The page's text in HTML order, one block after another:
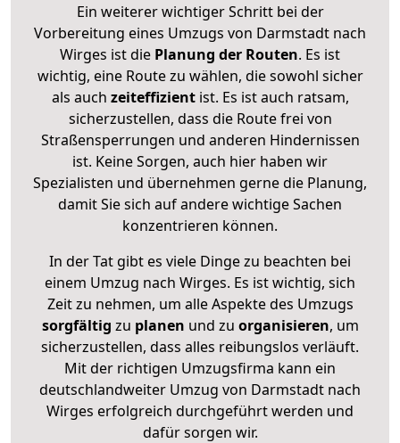
Ein weiterer wichtiger Schritt bei der
Vorbereitung eines Umzugs von Darmstadt nach
Wirges ist die Planung der Routen. Es ist
wichtig, eine Route zu wählen, die sowohl sicher
als auch zeiteffizientist. Es ist auch ratsam,
sicherzustellen, dass die Route frei von
Straßensperrungen und anderen Hindernissen
ist. Keine Sorgen, auch hier haben wir
Spezialisten und übernehmen gerne die Planung,
damit Sie sich auf andere wichtige Sachen
konzentrieren können.
In der Tat gibt es viele Dinge zu beachten bei
einem Umzug nach Wirges. Es ist wichtig, sich
Zeit zu nehmen, um alle Aspekte des Umzugs
sorgfältig zu planen und zu organisieren, um
sicherzustellen, dass alles reibungslos verläuft.
Mit der richtigen Umzugsfirma kann ein
deutschlandweiter Umzug von Darmstadt nach
Wirges erfolgreich durchgeführt werden und
dafür sorgen wir.